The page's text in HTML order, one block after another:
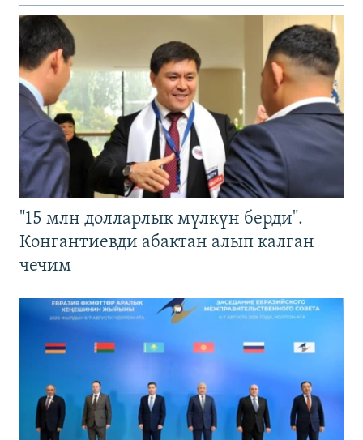
"15 млн долларлык мүлкүн берди".
Конгантиевди абактан алып калган
чечим